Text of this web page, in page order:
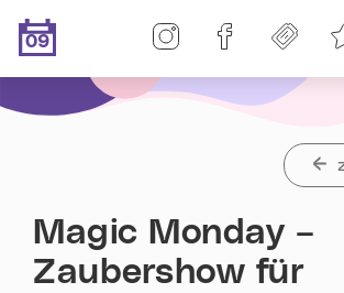
Heute ist der
09
Linz-
Linz-Termine auf
Magic Monday –
Zaubershow für